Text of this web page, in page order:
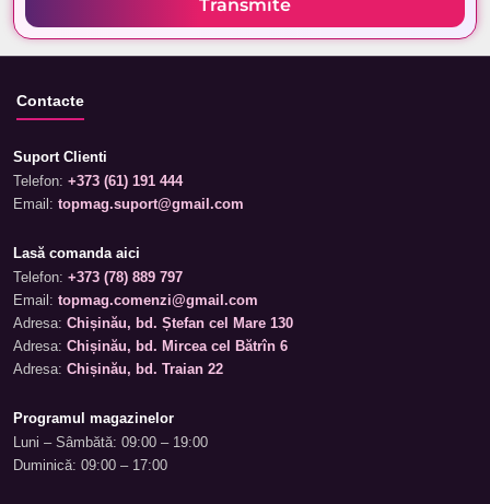
Transmite
Contacte
Suport Clienti
Telefon: +373 (61) 191 444
Email: topmag.suport@gmail.com
Lasă comanda aici
Telefon: +373 (78) 889 797
Email: topmag.comenzi@gmail.com
Adresa: Chișinău, bd. Ștefan cel Mare 130
Adresa: Chișinău, bd. Mircea cel Bătrîn 6
Adresa: Chișinău, bd. Traian 22
Programul magazinelor
Luni – Sâmbătă: 09:00 – 19:00
Duminică: 09:00 – 17:00